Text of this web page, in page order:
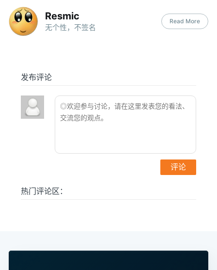
Resmic
无个性，不签名
Read More
发布评论
热门评论区：